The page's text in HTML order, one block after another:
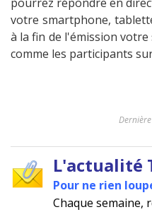
votre smartphone,
à la fin de l'émission
comme les participants
L'actualité
Pour ne rien
Chaque semaine,